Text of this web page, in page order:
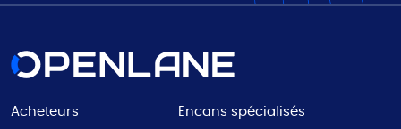
Acheteurs Encans spécialisés